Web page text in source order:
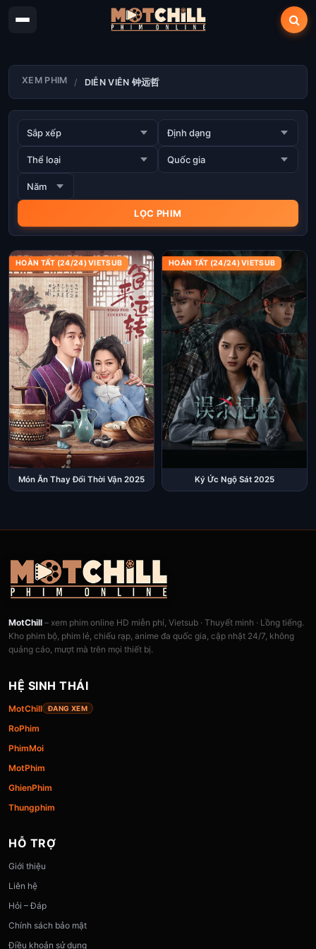
XEM PHIM DIỄN VIÊN 钟远哲
HOÀN TẤT (24/24) VIETSUB
Món Ăn Thay Đổi Thời Vận 2025
HOÀN TẤT (24/24) VIETSUB
Ký Ức Ngộ Sát 2025
MotChill – xem phim online HD miễn phí, Vietsub · Thuyết minh · Lồng tiếng.
Kho phim bộ, phim lẻ, chiếu rạp, anime đa quốc gia, cập nhật 24/7, không
quảng cáo, mượt mà trên mọi thiết bị.
HỆ SINH THÁI
MotChill ĐANG XEM
RoPhim
PhimMoi
MotPhim
GhienPhim
Thungphim
HỖ TRỢ
Giới thiệu
Liên hệ
Hỏi – Đáp
Chính sách bảo mật
Điều khoản sử dụng